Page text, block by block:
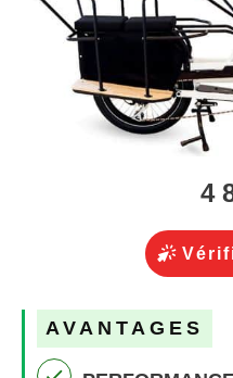
4
AVANTAGES